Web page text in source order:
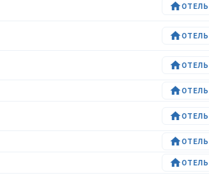
ОТЕЛЬ
ОТЕЛЬ
ОТЕЛЬ
ОТЕЛЬ
ОТЕЛЬ
ОТЕЛЬ
ОТЕЛЬ